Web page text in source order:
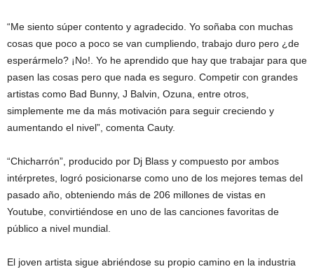
“Me siento súper contento y agradecido. Yo soñaba con muchas
cosas que poco a poco se van cumpliendo, trabajo duro pero ¿de
esperármelo? ¡No!. Yo he aprendido que hay que trabajar para que
pasen las cosas pero que nada es seguro. Competir con grandes
artistas como Bad Bunny, J Balvin, Ozuna, entre otros,
simplemente me da más motivación para seguir creciendo y
aumentando el nivel”, comenta Cauty.
“Chicharrón”, producido por Dj Blass y compuesto por ambos
intérpretes, logró posicionarse como uno de los mejores temas del
pasado año, obteniendo más de 206 millones de vistas en
Youtube, convirtiéndose en uno de las canciones favoritas de
público a nivel mundial.
El joven artista sigue abriéndose su propio camino en la industria